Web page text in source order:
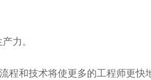
力。
和技术将使更多的工程师更快